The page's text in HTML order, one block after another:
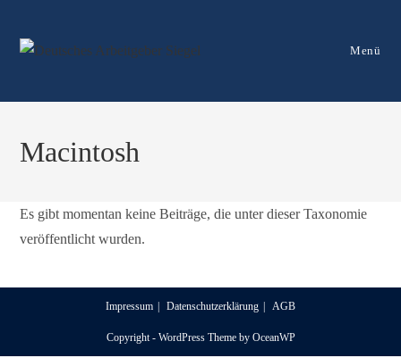
Menü
Macintosh
Es gibt momentan keine Beiträge, die unter dieser Taxonomie
veröffentlicht wurden.
Impressum Datenschutz­erklärung AGB
Copyright - WordPress Theme by OceanWP